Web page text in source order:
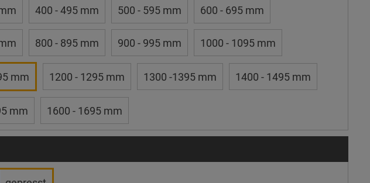
400 - 495 mm 500 - 595 mm 600 - 695 mm
800 - 895 mm 900 - 995 mm 1000 - 1095 mm
mm 1200 - 1295 mm 1300 -1395 mm 1400 - 1495 mm
mm 1600 - 1695 mm